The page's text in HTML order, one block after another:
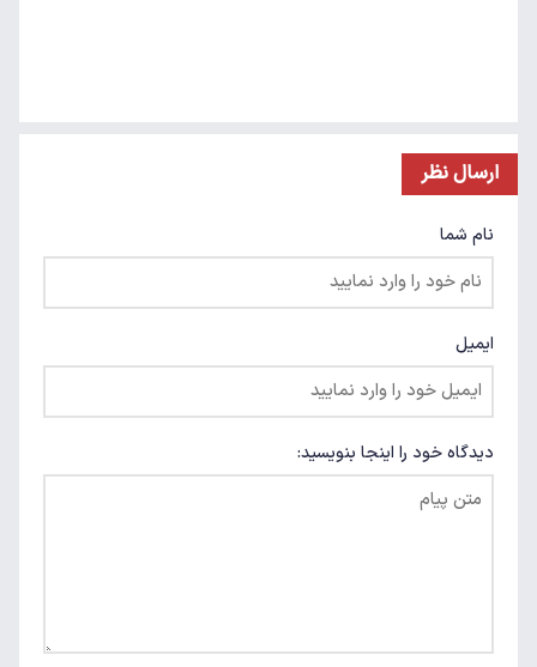
ارسال نظر
نام شما
ایمیل
دیدگاه خود را اینجا بنویسید: